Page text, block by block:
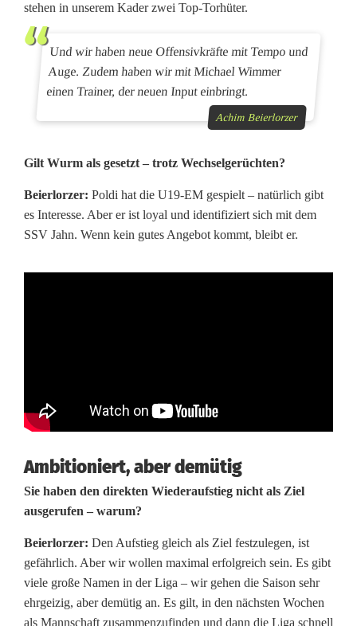
stehen in unserem Kader zwei Top-Torhüter.
Und wir haben neue Offensivkräfte mit Tempo und
Auge. Zudem haben wir mit Michael Wimmer
einen Trainer, der neuen Input einbringt.
Achim Beierlorzer
Gilt Wurm als gesetzt – trotz Wechselgerüchten?
Beierlorzer: Poldi hat die U19-EM gespielt – natürlich gibt
es Interesse. Aber er ist loyal und identifiziert sich mit dem
SSV Jahn. Wenn kein gutes Angebot kommt, bleibt er.
Ambitioniert, aber demütig
Sie haben den direkten Wiederaufstieg nicht als Ziel
ausgerufen – warum?
Beierlorzer: Den Aufstieg gleich als Ziel festzulegen, ist
gefährlich. Aber wir wollen maximal erfolgreich sein. Es gibt
viele große Namen in der Liga – wir gehen die Saison sehr
ehrgeizig, aber demütig an. Es gilt, in den nächsten Wochen
als Mannschaft zusammenzufinden und dann die Liga schnell